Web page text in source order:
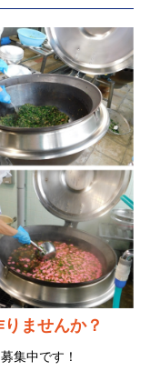
ませんか？
集中です！